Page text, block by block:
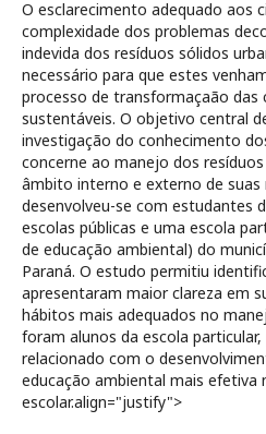
O esclarecimento adequado aos
complexidade dos problemas
indevida dos resíduos sólidos
necessário para que estes
processo de transformaçaão das
sustentáveis. O objetivo central
investigação do conhecimento
concerne ao manejo dos
âmbito interno e externo de suas
desenvolveu-se com estudantes
escolas públicas e uma escola
de educação ambiental) do
Paraná. O estudo permitiu
apresentaram maior clareza em
hábitos mais adequados no
foram alunos da escola
relacionado com o
educação ambiental mais efetiva
escolar.align="justify">